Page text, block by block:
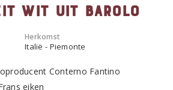
wit uit Barolo
Herkomst
Italië - Piemonte
Conterno Fantino
eiken